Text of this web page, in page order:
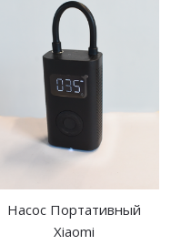
Насос Портативный
Xiaomi